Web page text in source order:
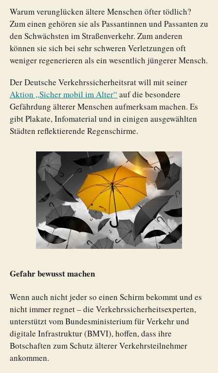
Warum verunglücken ältere Menschen öfter tödlich?
Zum einen gehören sie als Passantinnen und Passanten zu
den Schwächsten im Straßenverkehr. Zum anderen
können sie sich bei sehr schweren Verletzungen oft
weniger regenerieren als ein wesentlich jüngerer Mensch.
Der Deutsche Verkehrssicherheitsrat will mit seiner
Aktion „Sicher mobil im Alter“ auf die besondere
Gefährdung älterer Menschen aufmerksam machen. Es
gibt Plakate, Infomaterial und in einigen ausgewählten
Städten reflektierende Regenschirme.
Gefahr bewusst machen
Wenn auch nicht jeder so einen Schirm bekommt und es
nicht immer regnet – die Verkehrssicherheitsexperten,
unterstützt vom Bundesministerium für Verkehr und
digitale Infrastruktur (BMVI), hoffen, dass ihre
Botschaften zum Schutz älterer Verkehrsteilnehmer
ankommen.